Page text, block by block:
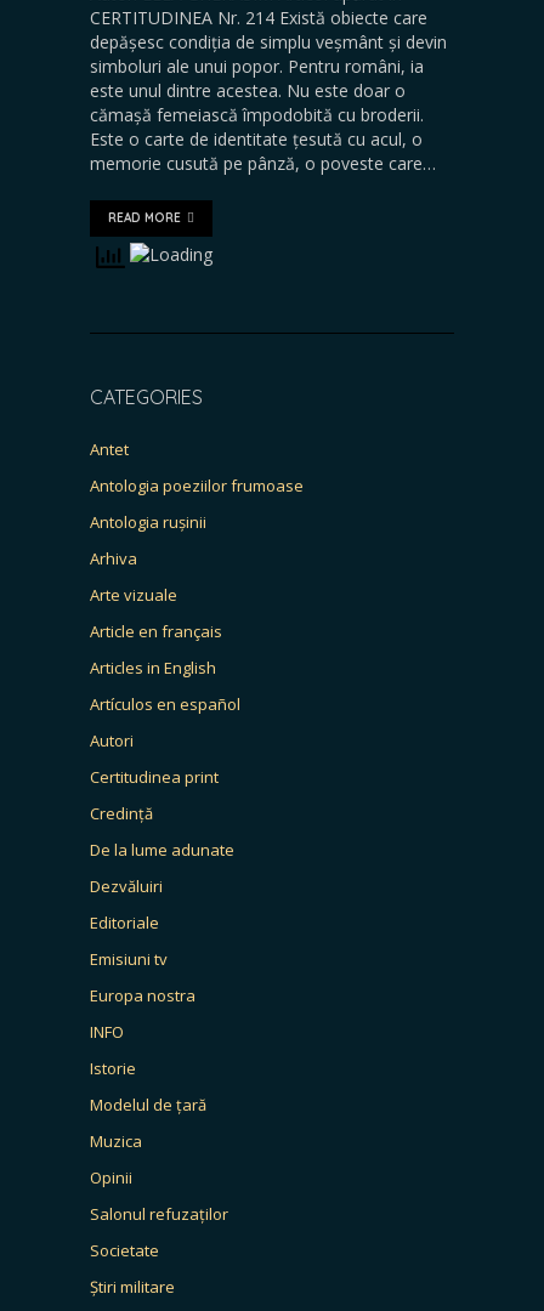
CERTITUDINEA Nr. 214 Există obiecte care
depășesc condiția de simplu veșmânt și devin
simboluri ale unui popor. Pentru români, ia
este unul dintre acestea. Nu este doar o
cămașă femeiască împodobită cu broderii.
Este o carte de identitate țesută cu acul, o
memorie cusută pe pânză, o poveste care…
READ MORE
CATEGORIES
Antet
Antologia poeziilor frumoase
Antologia rușinii
Arhiva
Arte vizuale
Article en français
Articles in English
Artículos en español
Autori
Certitudinea print
Credință
De la lume adunate
Dezvăluiri
Editoriale
Emisiuni tv
Europa nostra
INFO
Istorie
Modelul de țară
Muzica
Opinii
Salonul refuzaților
Societate
Știri militare